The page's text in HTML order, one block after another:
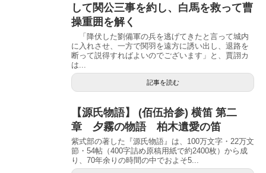
して関公三事を約し、白馬を救って曹
操重囲を解く
「降伏した劉備軍の兵を逃げてきたと言って城内
に入れさせ、一方で関羽を遠方に誘い出し、退路を
断って説得すればよいのでございます」と、賈詡カ
は...
記事を読む
【源氏物語】 (佰伍拾参) 横笛 第二
章 夕霧の物語 柏木遺愛の笛
紫式部の著した『源氏物語』は、100万文字・22万文
節・54帖（400字詰め原稿用紙で約2400枚）から成
り、70年余りの時間の中でおよそ5...